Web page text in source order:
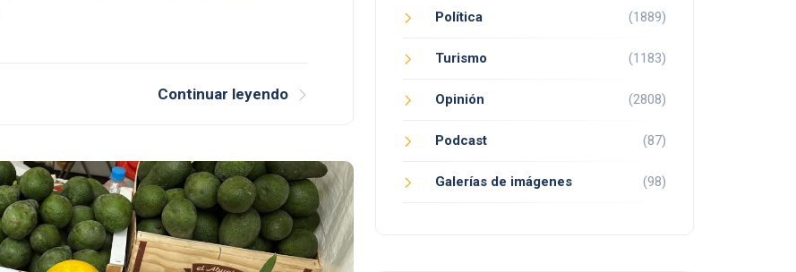
Continuar leyendo
Política (1889)
Turismo (1183)
Opinión (2808)
Podcast (87)
Galerías de imágenes (98)